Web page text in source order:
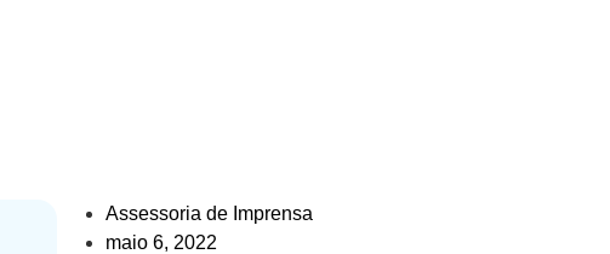
Assessoria de Imprensa
maio 6, 2022